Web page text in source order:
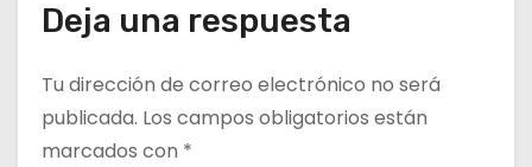
Deja una respuesta
Tu dirección de correo electrónico no será
publicada. Los campos obligatorios están
marcados con *